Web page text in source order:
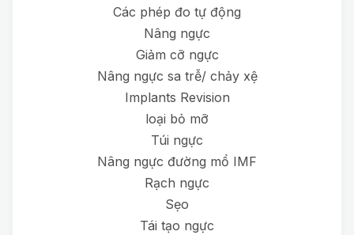
Các phép đo tự động
Nâng ngực
Giảm cỡ ngực
Nâng ngực sa trễ/ chảy xệ
Implants Revision
loại bỏ mỡ
Túi ngực
Nâng ngực đường mổ IMF
Rạch ngực
Sẹo
Tái tạo ngực